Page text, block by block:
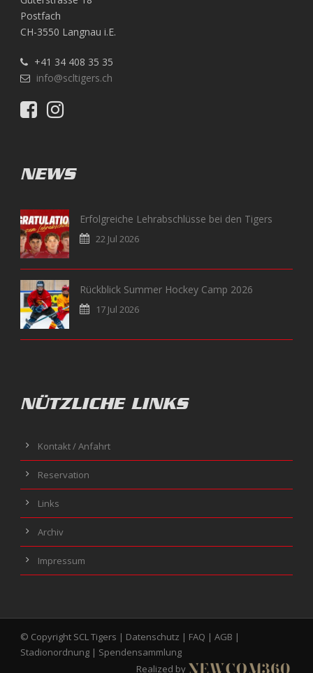
Postfach
CH-3550 Langnau i.E.
+41 34 408 35 35
info@scltigers.ch
NEWS
Erfolgreiche Lehrabschlüsse bei den Tigers
22 Jul 2026
Rückblick Summer Hockey Camp 2026
17 Jul 2026
NÜTZLICHE LINKS
Kontakt / Anfahrt
Reservation
Links
Archiv
Impressum
© Copyright SCL Tigers | Datenschutz | FAQ | AGB |
Stadionordnung | Spendensammlung
Realized by